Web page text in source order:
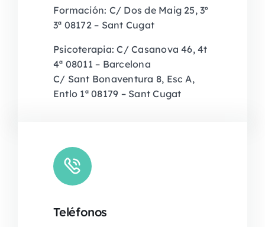
Formación: C/ Dos de Maig 25, 3º
3ª 08172 – Sant Cugat
Psicoterapia: C/ Casanova 46, 4t
4ª 08011 – Barcelona
C/ Sant Bonaventura 8, Esc A,
Entlo 1ª 08179 – Sant Cugat
Teléfonos